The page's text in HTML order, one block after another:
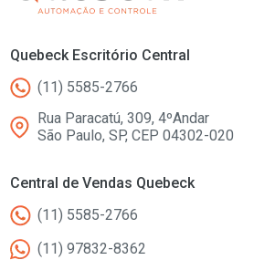
Quebeck Escritório Central
(11) 5585-2766
Rua Paracatú, 309, 4ºAndar
São Paulo, SP, CEP 04302-020
Central de Vendas Quebeck
(11) 5585-2766
(11) 97832-8362